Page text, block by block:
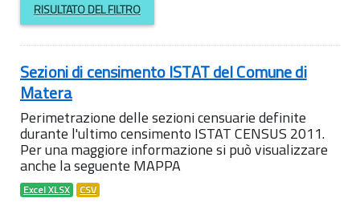
RISULTATO DEL FILTRO
Sezioni di censimento ISTAT del Comune di
Matera
Perimetrazione delle sezioni censuarie definite
durante l'ultimo censimento ISTAT CENSUS 2011.
Per una maggiore informazione si può visualizzare
anche la seguente MAPPA
Excel XLSX CSV